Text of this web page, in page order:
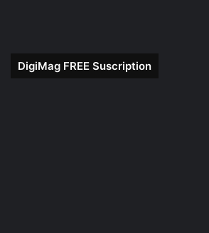
DigiMag FREE Suscription